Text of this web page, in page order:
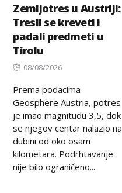
Zemljotres u Austriji:
Tresli se kreveti i
padali predmeti u
Tirolu
Posted
08/08/2026
Prema podacima
Geosphere Austria, potres
je imao magnitudu 3,5, dok
se njegov centar nalazio na
dubini od oko osam
kilometara. Podrhtavanje
nije bilo ograničeno...